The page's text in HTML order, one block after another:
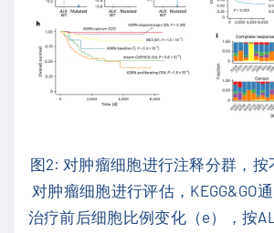
图2: 对肿瘤细胞进行注释分群，
对肿瘤细胞进行评估，KEGG&GO
治疗前后细胞比例变化（e），按